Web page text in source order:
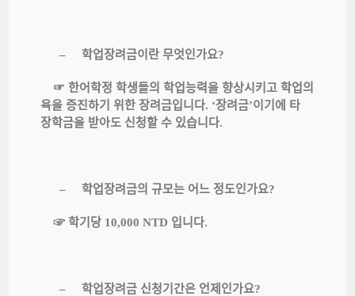
– 학업장려금이란 무엇인가요?
☞ 한어학정 학생들의 학업능력을 향상시키고 학업의
욕을 증진하기 위한 장려금입니다. ‘장려금’이기에 타
장학금을 받아도 신청할 수 있습니다.
– 학업장려금의 규모는 어느 정도인가요?
☞ 학기당 10,000 NTD 입니다.
– 학업장려금 신청기간은 언제인가요?